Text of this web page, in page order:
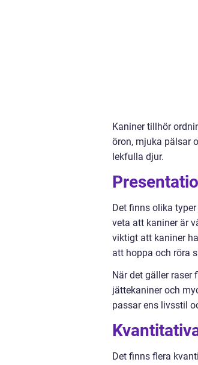
Kaniner tillhör
öron, mjuka pälsar
lekfulla djur.
Det finns olika
veta att kaniner är
viktigt att kaniner
att hoppa och röra
När det gäller raser
jättekaniner och
passar ens livsstil
Det finns flera